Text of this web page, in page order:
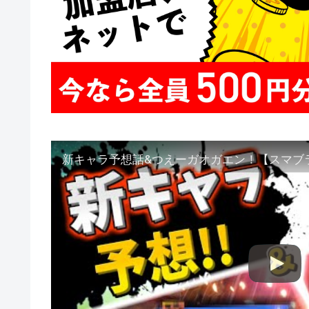
新キャラ予想話&つえーガオガエン！【スマブ